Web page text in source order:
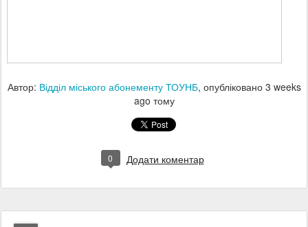
Автор: Відділ міського абонементу ТОУНБ, опубліковано 3 weeks
ago тому
0 Додати коментар